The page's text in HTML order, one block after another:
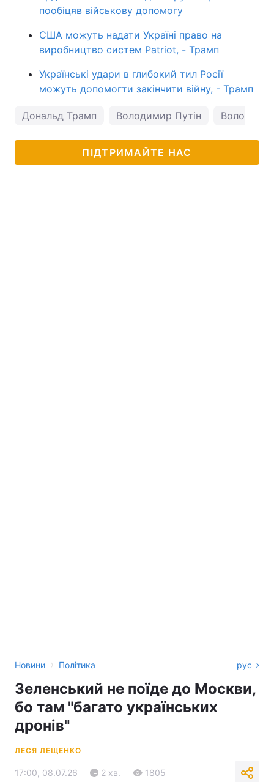
пообіцяв військову допомогу
США можуть надати Україні право на
виробництво систем Patriot, - Трамп
Українські удари в глибокий тил Росії
можуть допомогти закінчити війну, - Трамп
Дональд Трамп Володимир Путін
ПІДТРИМАЙТЕ НАС
Новини › Політика рус
Зеленський не поїде до Москви,
бо там "багато українських
дронів"
ЛЕСЯ ЛЕЩЕНКО
17:00, 08.07.26 2 хв. 1805